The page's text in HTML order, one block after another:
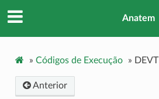
Anatem
» Códigos de Execução » DEVT
Anterior